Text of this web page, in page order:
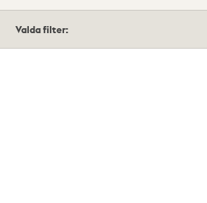
träffar
Valda filter: